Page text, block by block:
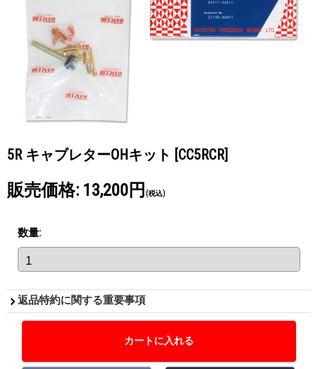
5R キャブレターOHキット [CC5RCR]
販売価格: 13,200円 (税込)
数量:
返品特約に関する重要事項